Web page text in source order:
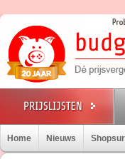
Home Nieuws